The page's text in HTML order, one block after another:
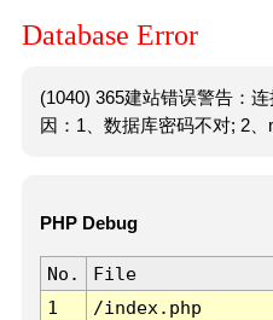
Database Error
(1040) 365建站错误警告：
因：1、数据库密码不对; 2、
PHP Debug
No. File
1
/index.php